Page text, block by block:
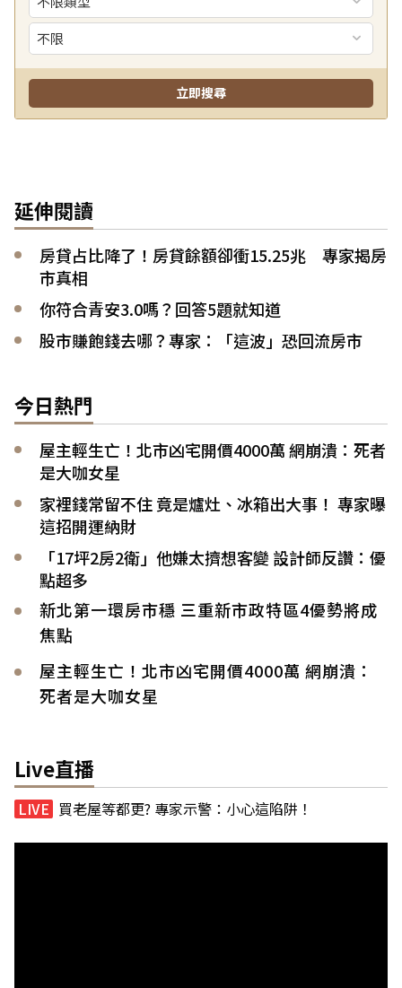
延伸閱讀
房貸占比降了！房貸餘額卻衝15.25兆 專家揭房
市真相
你符合青安3.0嗎？回答5題就知道
股市賺飽錢去哪？專家：「這波」恐回流房市
今日熱門
屋主輕生亡！北市凶宅開價4000萬 網崩潰：死者
是大咖女星
家裡錢常留不住 竟是爐灶、冰箱出大事！ 專家曝
這招開運納財
「17坪2房2衛」他嫌太擠想客變 設計師反讚：優
點超多
新北第一環房市穩 三重新市政特區4優勢將成
焦點
屋主輕生亡！北市凶宅開價4000萬 網崩潰：
死者是大咖女星
Live直播
買老屋等都更? 專家示警：小心這陷阱！